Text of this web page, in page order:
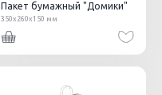
Пакет бумажный "Домики"
350х260х150 мм